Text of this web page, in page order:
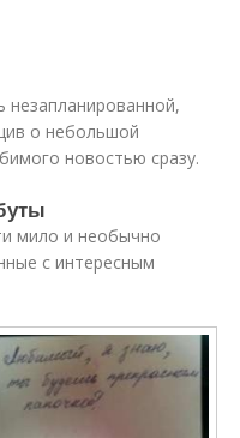
незапланированной,
о небольшой
новостью сразу.
мило и необычно
с интересным